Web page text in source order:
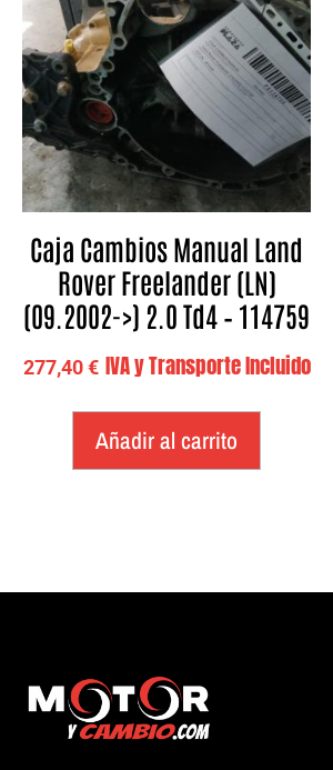
Caja Cambios Manual Land
Rover Freelander (LN)
(09.2002->) 2.0 Td4 – 114759
277,40€ IVA y Transporte Incluido
Añadir al carrito